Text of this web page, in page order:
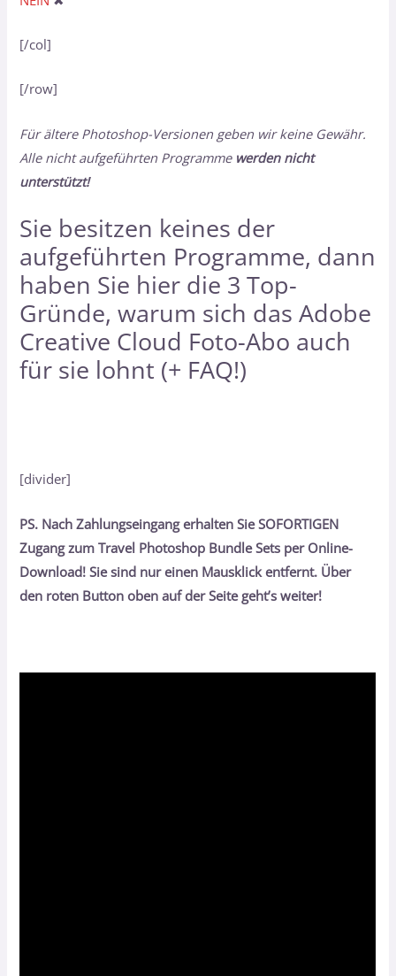
[/col]
[/row]
Für ältere Photoshop-Versionen geben wir keine Gewähr.
Alle nicht aufgeführten Programme werden nicht
unterstützt!
Sie besitzen keines der
aufgeführten Programme, dann
haben Sie hier die 3 Top-
Gründe, warum sich das Adobe
Creative Cloud Foto-Abo auch
für sie lohnt (+ FAQ!)
[divider]
PS. Nach Zahlungseingang erhalten Sie SOFORTIGEN
Zugang zum Travel Photoshop Bundle Sets per Online-
Download! Sie sind nur einen Mausklick entfernt. Über
den roten Button oben auf der Seite geht’s weiter!